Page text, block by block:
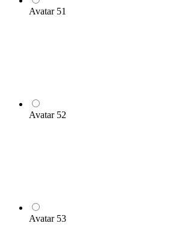
Avatar 51
Avatar 52
Avatar 53